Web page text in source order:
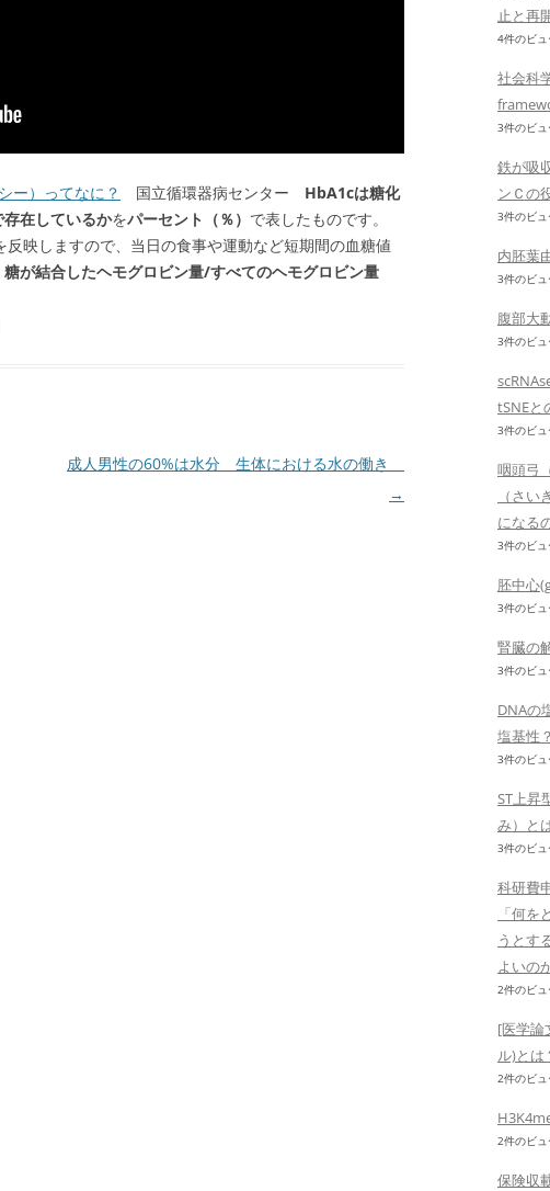
ー）ってなに？ 国立循環器病センター HbA1cは糖化
在しているかをパーセント（％） で表したものです。
映しますので、当日の食事や運動など短期間の血糖値
が結合したヘモグロビン量/すべてのヘモグロビン量
成人男性の60%は水分 生体における水の働き
→
止と再
4件のビュ
社会科
3件のビュ
鉄が吸
ンＣの
3件のビュ
内胚葉
3件のビュ
腹部大
3件のビュ
tSNEと
3件のビュ
咽頭弓
（さ
になる
3件のビュ
胚中心
3件のビュ
腎臓の
3件のビュ
DNAの
塩基性？
3件のビュ
ST上昇
み）と
3件のビュ
科研費
「何を
うとす
よいの
2件のビュ
[医学論
ル)とは
2件のビュ
2件のビュ
保険収